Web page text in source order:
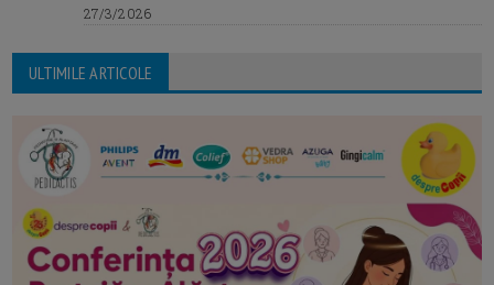
27/3/2026
ULTIMILE ARTICOLE